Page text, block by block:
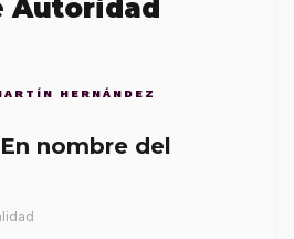
Autoridad
HERNÁNDEZ
nombre del